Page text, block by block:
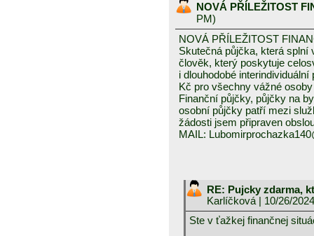
NOVÁ PŘÍLEŽITOST
PM)
NOVÁ PŘÍLEŽITOST
Skutečná půjčka, která
člověk, který poskytuje
i dlouhodobé
Kč pro všechny vážné
Finanční půjčky, půjčky na
osobní půjčky patří mezi
žádosti jsem připraven
MAIL:
RE: Pujcky zdarma,
Karlíčková | 10/26/
Ste v ťažkej finančnej